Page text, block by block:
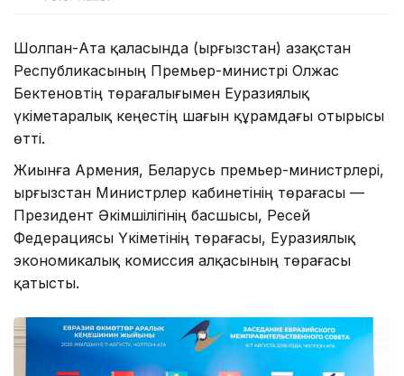
Шолпан-Ата қаласында (Қырғызстан) Қазақстан
Республикасының Премьер-министрі Олжас
Бектеновтің төрағалығымен Еуразиялық
үкіметаралық кеңестің шағын құрамдағы отырысы
өтті.
Жиынға Армения, Беларусь премьер-министрлері,
Қырғызстан Министрлер кабинетінің төрағасы —
Президент Әкімшілігінің басшысы, Ресей
Федерациясы Үкіметінің төрағасы, Еуразиялық
экономикалық комиссия алқасының төрағасы
қатысты.